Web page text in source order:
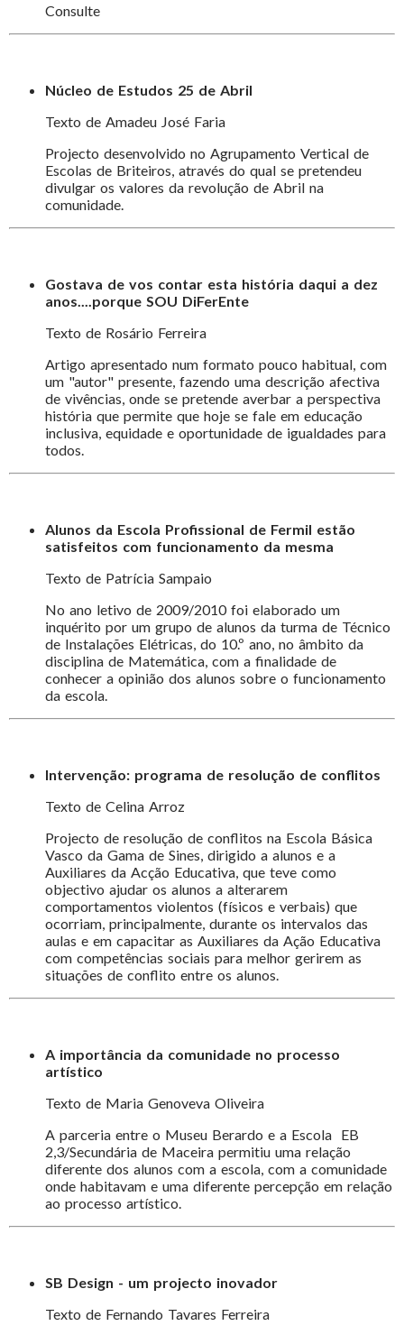
Consulte
Núcleo de Estudos 25 de Abril
Texto de Amadeu José Faria
Projecto desenvolvido no Agrupamento Vertical de
Escolas de Briteiros, através do qual se pretendeu
divulgar os valores da revolução de Abril na
comunidade.
Gostava de vos contar esta história daqui a dez
anos....porque SOU DiFerEnte
Texto de Rosário Ferreira
Artigo apresentado num formato pouco habitual, com
um "autor" presente, fazendo uma descrição afectiva
de vivências, onde se pretende averbar a perspectiva
história que permite que hoje se fale em educação
inclusiva, equidade e oportunidade de igualdades para
todos.
Alunos da Escola Profissional de Fermil estão
satisfeitos com funcionamento da mesma
Texto de Patrícia Sampaio
No ano letivo de 2009/2010 foi elaborado um
inquérito por um grupo de alunos da turma de Técnico
de Instalações Elétricas, do 10.º ano, no âmbito da
disciplina de Matemática, com a finalidade de
conhecer a opinião dos alunos sobre o funcionamento
da escola.
Intervenção: programa de resolução de conflitos
Texto de Celina Arroz
Projecto de resolução de conflitos na Escola Básica
Vasco da Gama de Sines, dirigido a alunos e a
Auxiliares da Acção Educativa, que teve como
objectivo ajudar os alunos a alterarem
comportamentos violentos (físicos e verbais) que
ocorriam, principalmente, durante os intervalos das
aulas e em capacitar as Auxiliares da Ação Educativa
com competências sociais para melhor gerirem as
situações de conflito entre os alunos.
A importância da comunidade no processo
artístico
Texto de Maria Genoveva Oliveira
A parceria entre o Museu Berardo e a Escola EB
2,3/Secundária de Maceira permitiu uma relação
diferente dos alunos com a escola, com a comunidade
onde habitavam e uma diferente percepção em relação
ao processo artístico.
SB Design - um projecto inovador
Texto de Fernando Tavares Ferreira